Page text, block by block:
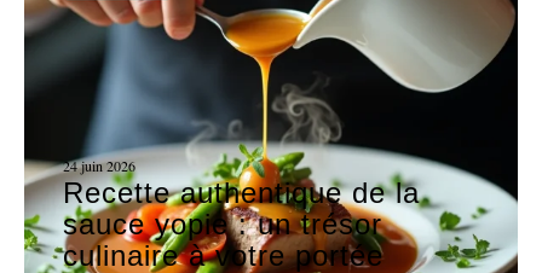
24 juin 2026
Recette authentique de la
sauce yopie : un trésor
culinaire à votre portée